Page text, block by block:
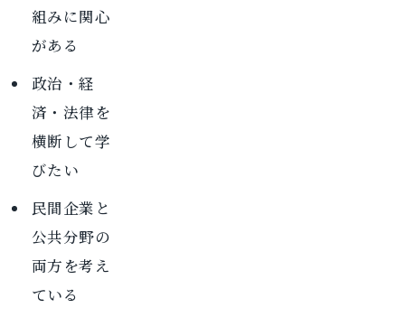
組みに関心
がある
政治・経
済・法律を
横断して学
びたい
民間企業と
公共分野の
両方を考え
ている